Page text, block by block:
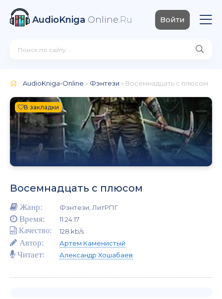
AudioKniga Online.Ru Войти
AudioKniga-Online » Фэнтези » Восемнадцать с плюсом
В закладки
Восемнадцать с плюсом
Жанр: Фэнтези, ЛитРПГ
Время: 11:24:17
Качество: 128 kb/s
Автор: Артем Каменистый
Читает: Александр Хошабаев